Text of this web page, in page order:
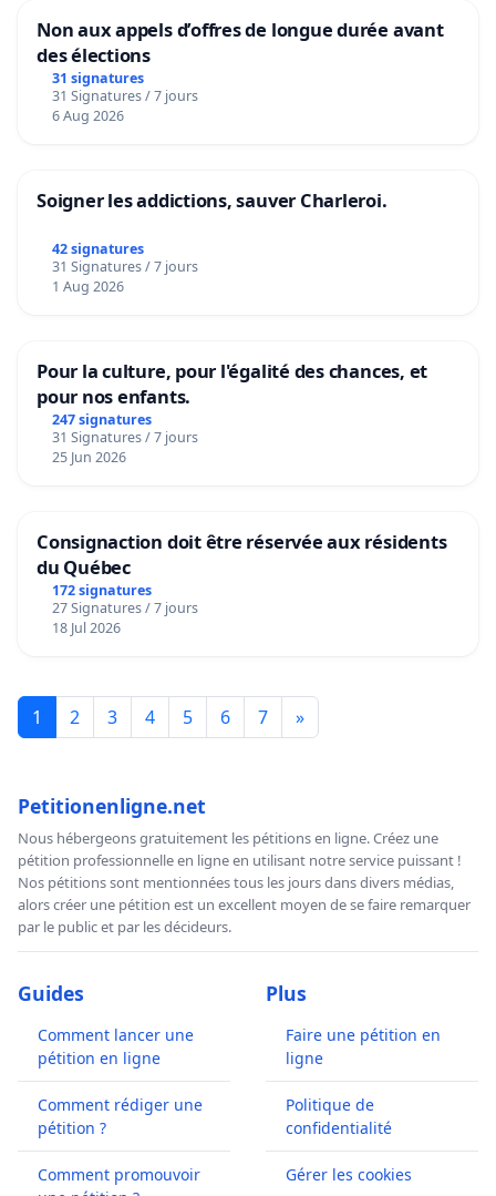
Non aux appels d’offres de longue durée avant
des élections
31 signatures
31 Signatures / 7 jours
6 Aug 2026
Soigner les addictions, sauver Charleroi.
42 signatures
31 Signatures / 7 jours
1 Aug 2026
Pour la culture, pour l'égalité des chances, et
pour nos enfants.
247 signatures
31 Signatures / 7 jours
25 Jun 2026
Consignaction doit être réservée aux résidents
du Québec
172 signatures
27 Signatures / 7 jours
18 Jul 2026
1 2 3 4 5 6 7 »
Petitionenligne.net
Nous hébergeons gratuitement les pétitions en ligne. Créez une
pétition professionnelle en ligne en utilisant notre service puissant !
Nos pétitions sont mentionnées tous les jours dans divers médias,
alors créer une pétition est un excellent moyen de se faire remarquer
par le public et par les décideurs.
Guides
Comment lancer une
pétition en ligne
Comment rédiger une
pétition ?
Comment promouvoir
Plus
Faire une pétition en
ligne
Politique de
confidentialité
Gérer les cookies